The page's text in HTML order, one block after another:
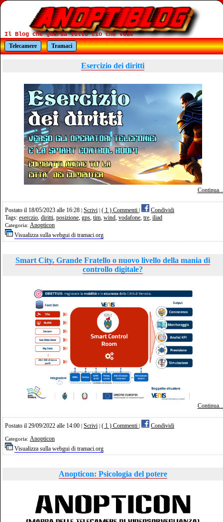
Il Blog che guarda tutto cio che vede
Telecamere
Tramaci
Esercizio dei diritti
Continua...
Postato il 18/05/2023 alle 16:28 Scrivi ( 1 ) Commenti
Condividi
Tags: eserczio diritti posizione gps tim wind vodafone tre iliad
Categoria: Anopticon
Visualizza sulla webgui di tramaci.org
Smart City, Grande Fratello o nuovo livello della mania di
controllo digitale?
Continua...
Postato il 29/09/2022 alle 14:00 Scrivi ( 1 ) Commenti Condividi
Categoria: Anopticon
Visualizza sulla webgui di tramaci.org
Anopticon: Psicologia del potere